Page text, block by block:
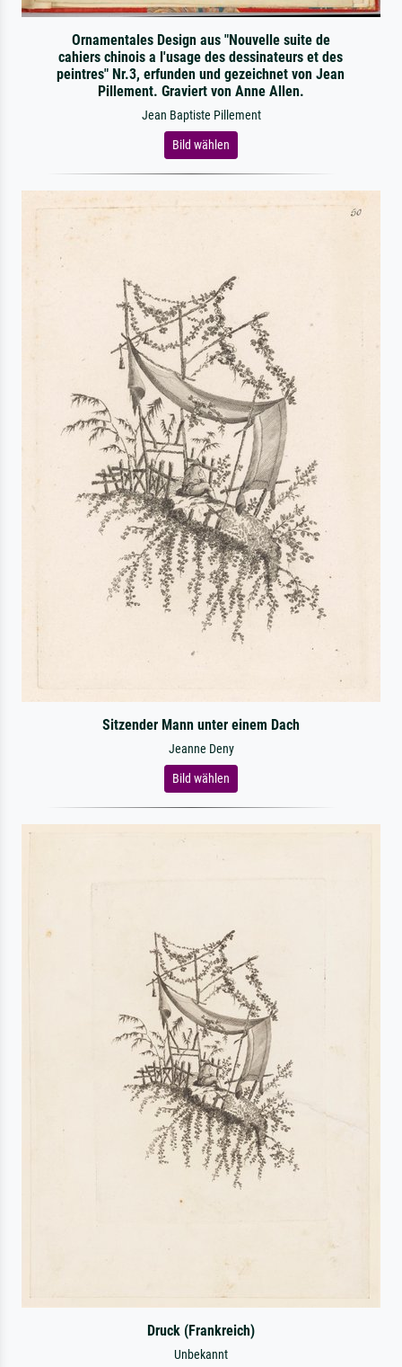
Ornamentales Design aus "Nouvelle suite de
cahiers chinois a l'usage des dessinateurs et des
peintres" Nr.3, erfunden und gezeichnet von Jean
Pillement. Graviert von Anne Allen.
Jean Baptiste Pillement
Bild wählen
Sitzender Mann unter einem Dach
Jeanne Deny
Bild wählen
Druck (Frankreich)
Unbekannt